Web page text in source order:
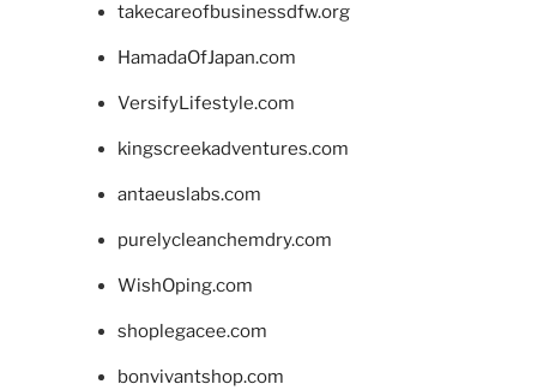
takecareofbusinessdfw.org
HamadaOfJapan.com
VersifyLifestyle.com
kingscreekadventures.com
antaeuslabs.com
purelycleanchemdry.com
WishOping.com
shoplegacee.com
bonvivantshop.com